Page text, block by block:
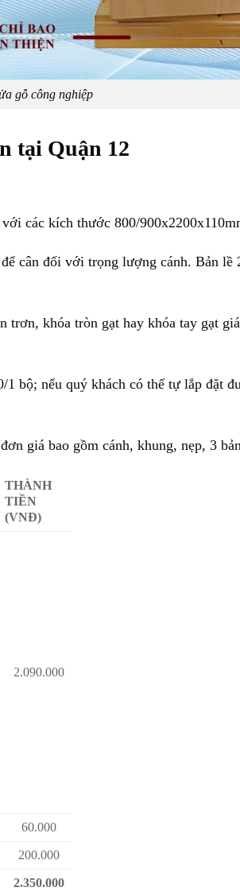
gỗ công nghiệp
tại Quận 12
các kích thước 800/
cân đối với trọng lượng cánh. Bản lề
khóa tròn gạt hay khóa tay gạt
bộ; nếu quý khách có thể tự lắp đặt
giá bao gồm cánh, khung, nẹp, 3
THÀNH
TIỀN
(VNĐ)
2.090.000
60.000
200.000
2.350.000